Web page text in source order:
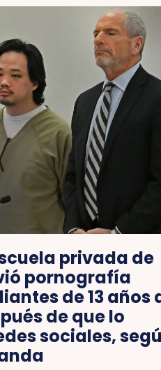
privada de
pornografía
de 13 años
de que lo
sociales,